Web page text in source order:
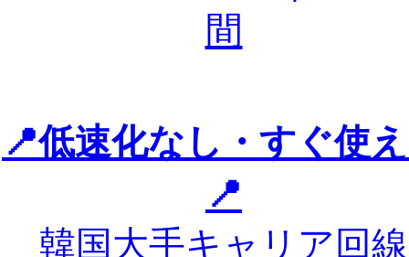
間
📍低速化なし・すぐ使
📍
韓国大手キャリア回線